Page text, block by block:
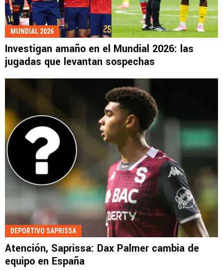
MUNDIAL 2026
Investigan amaño en el Mundial 2026: las
jugadas que levantan sospechas
DEPORTIVO SAPRISSA
Atención, Saprissa: Dax Palmer cambia de
equipo en España